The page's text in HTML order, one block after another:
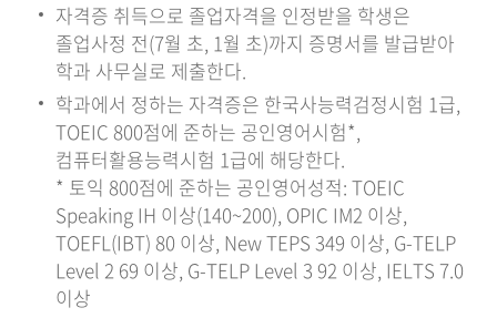
자격증 취득으로 졸업자격을 인정받을 학생은
졸업사정 전(7월 초, 1월 초)까지 증명서를 발급받아
학과 사무실로 제출한다.
학과에서 정하는 자격증은 한국사능력검정시험 1급,
TOEIC 800점에 준하는 공인영어시험*,
컴퓨터활용능력시험 1급에 해당한다.
* 토익 800점에 준하는 공인영어성적: TOEIC
Speaking IH 이상(140~200), OPIC IM2 이상,
TOEFL(IBT) 80 이상, New TEPS 349 이상, G-TELP
Level 2 69 이상, G-TELP Level 3 92 이상, IELTS 7.0
이상